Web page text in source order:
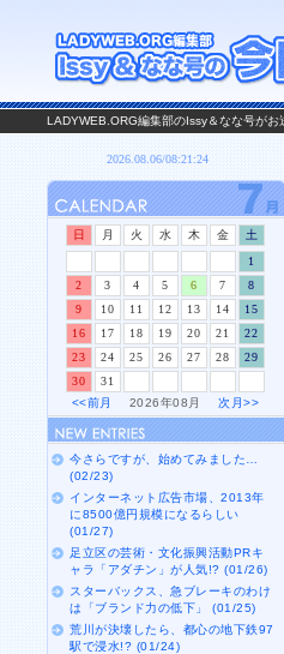
LADYWEB.ORG編集部のIssy＆なな号がお
日 月 火 水 木 金
土
1
2
3 4 5 6 7
8
9
10 11 12 13 14
15
16
17 18 19 20 21
22
23
24 25 26 27 28
29
30
31
<<前月
2026年08月次月>>
今さらですが、始めてみました…
(02/23)
インターネット広告市場、2013年
に8500億円規模になるらしい
(01/27)
足立区の芸術・文化振興活動PRキ
ャラ「アダチン」が人気!? (01/26)
スターバックス、急ブレーキのわけ
は「ブランド力の低下」 (01/25)
荒川が決壊したら、都心の地下鉄97
駅で浸水!? (01/24)